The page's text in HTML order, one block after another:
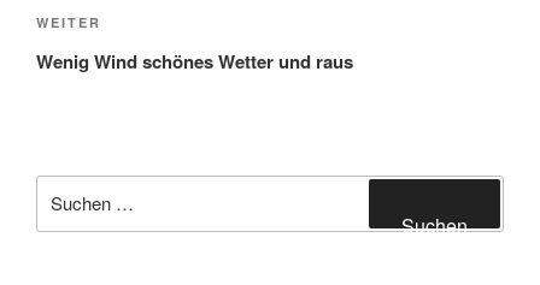
Nächster
Beitrag
WEITER
Wenig Wind schönes Wetter und raus
nach:
Suchen